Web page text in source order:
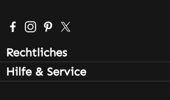
Besuche uns auf Facebook –
Schau auf Instagram vorbei –
Lass dich auf Pinterest
Folge uns auf X –
Rechtliches
Hilfe & Service